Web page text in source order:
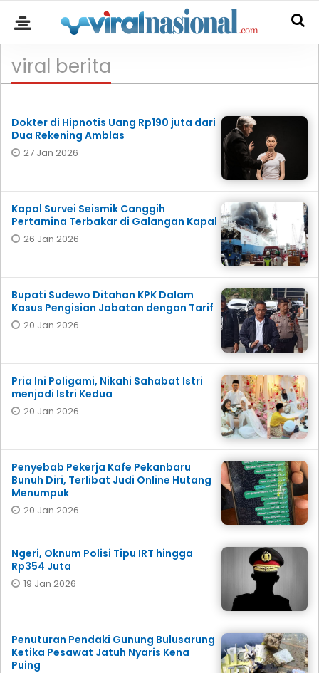
viral berita
Dokter di Hipnotis Uang Rp190 juta dari
Dua Rekening Amblas
27 Jan 2026
Kapal Survei Seismik Canggih
Pertamina Terbakar di Galangan Kapal
26 Jan 2026
Bupati Sudewo Ditahan KPK Dalam
Kasus Pengisian Jabatan dengan Tarif
20 Jan 2026
Pria Ini Poligami, Nikahi Sahabat Istri
menjadi Istri Kedua
20 Jan 2026
Penyebab Pekerja Kafe Pekanbaru
Bunuh Diri, Terlibat Judi Online Hutang
Menumpuk
20 Jan 2026
Ngeri, Oknum Polisi Tipu IRT hingga
Rp354 Juta
19 Jan 2026
Penuturan Pendaki Gunung Bulusarung
Ketika Pesawat Jatuh Nyaris Kena
Puing